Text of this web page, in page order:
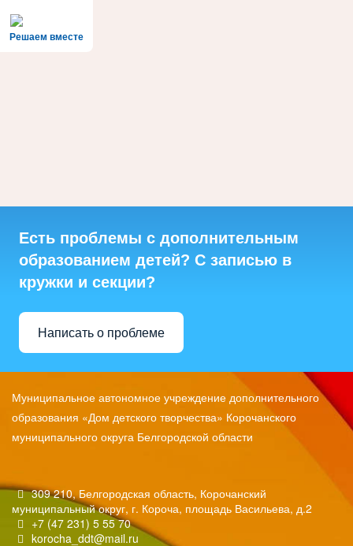
Решаем вместе
Есть проблемы с дополнительным
образованием детей? С записью в
кружки и секции?
Написать о проблеме
Муниципальное автономное учреждение дополнительного
образования «Дом детского творчества» Корочанского
муниципального округа Белгородской области
309 210, Белгородская область, Корочанский
муниципальный округ, г. Короча, площадь Васильева, д.2
+7 (47 231) 5 55 70
korocha_ddt@mail.ru